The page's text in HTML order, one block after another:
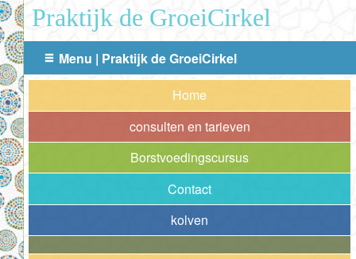
Praktijk de GroeiCirkel
Menu | Praktijk de GroeiCirkel
Home
consulten en tarieven
Borstvoedingscursus
Contact
kolven